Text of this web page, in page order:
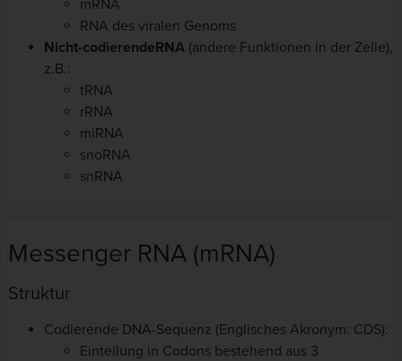
mRNA
RNA des viralen Genoms
Nicht-codierendeRNA (andere Funktionen in der Zelle),
z.B.:
tRNA
rRNA
miRNA
snoRNA
snRNA
Messenger RNA (mRNA)
Struktur
Codierende DNA-Sequenz (Englisches Akronym: CDS):
Einteilung in Codons bestehend aus 3